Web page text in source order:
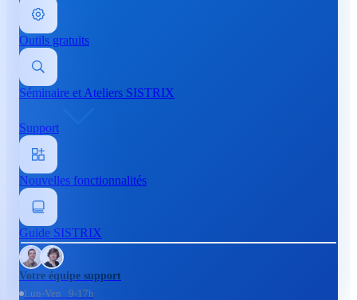
Outils gratuits
Séminaire et Ateliers SISTRIX
Support
Nouvelles fonctionnalités
Guide SISTRIX
Votre équipe support
Lun-Ven 9-17h